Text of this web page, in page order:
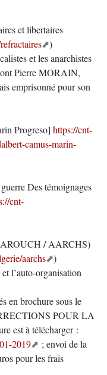
et libertaires
)
et les anarchistes
Pierre MORAIN,
emprisonné pour son
Progreso] https://cnt-
camus-marin-
Des témoignages
cnt-
/ AARCHS)
aarchs
)
l’auto-organisation
en brochure sous le
POUR LA
est à télécharger :
2019
; envoi de la
pour les frais